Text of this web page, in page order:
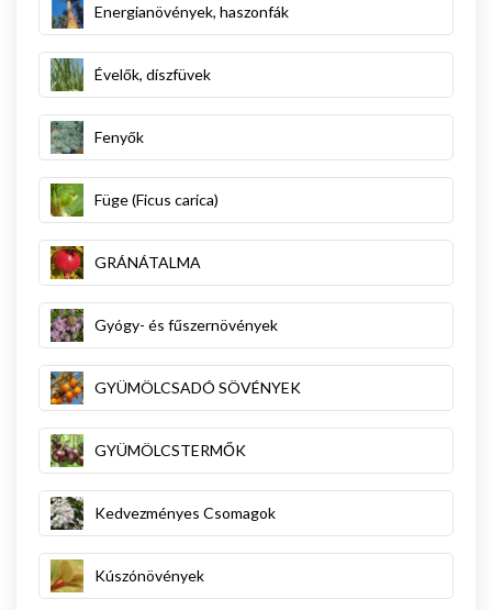
Energianövények, haszonfák
Évelők, díszfüvek
Fenyők
Füge (Ficus carica)
GRÁNÁTALMA
Gyógy- és fűszernövények
GYÜMÖLCSADÓ SÖVÉNYEK
GYÜMÖLCSTERMŐK
Kedvezményes Csomagok
Kúszónövények